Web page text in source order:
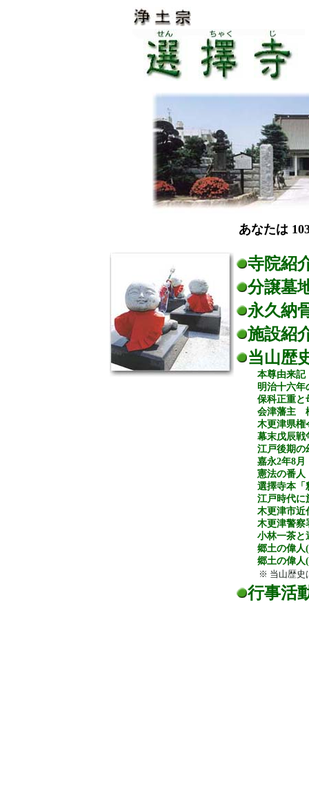
あなたは
寺院紹
分譲墓
永久納
施設紹
当山歴
本尊由来記
明治十六年
保科正重と
会津藩主
木更津県
幕末戊辰
江戸後期
嘉永2年8
憲法の番
選擇寺本「
江戸時代
木更津市近
木更津警察
小林一茶と
郷土の偉
郷土の偉
※ 当山歴史
行事活